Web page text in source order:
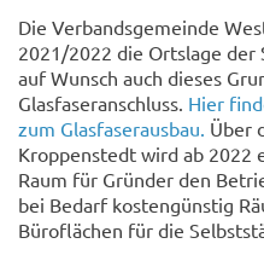
Die Verbandsgemeinde
2021/2022 die Ortslage
auf Wunsch auch dieses
Glasfaseranschluss. Hier
zum Glasfaserausbau. Über
Kroppenstedt wird ab 2022
Raum für Gründer den
bei Bedarf kostengünstig
Büroflächen für die